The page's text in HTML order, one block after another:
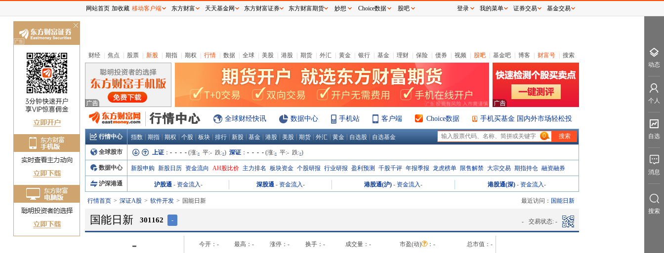
财经 焦点 股票 新股 期指 期权 行情 数据 全球 美股 港股 期货 外汇 黄金 银行 基金 理财 保险 债券 视频 股吧 基金吧 博客 财富号 搜索
全球财经快讯 数据中心 手机站 客户端 Choice数据 手机买基金 国内外市场轻松投
行情中心 指数 期指 期权 个股 板块 排行 新股 基金 港股 美股 期货 外汇 黄金 自选股 自选基金 0
全球股市 上证 ： - - - - (涨:- 平:- 跌:-) 深证 ： - - - - (涨:- 平:- 跌:-)
数据中心 新股申购 新股日历 资金流向 AH股比价 主力排名 板块资金 个股研报 行业研报 盈利预测 千股千评 年报季报 龙虎榜单 限售解禁 大宗交易 期指持仓 融资融券
沪深港通 沪股通 - 资金流入- 深股通 - 资金流入- 港股通(沪) - 资金流入- 港股通(深) - 资金流入-
行情首页 深证A股 软件开发 国能日新 最近访问： 国能日新
国能日新 301162 - - 交易状态: -
- 今开： - 最高： - 涨停： - 换手： - 成交量： - 市盈(动) ： - 总市值： -
网站首页 加收藏 移动客户端 东方财富 天天基金网 东方财富证券 东方财富期货 妙想 Choice数据 股吧 登录 我的菜单 证券交易 基金交易
动态
个人
自选
消息
搜索